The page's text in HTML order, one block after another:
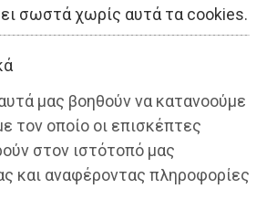
σωστά χωρίς αυτά τα cookies.
μας βοηθούν να κατανοούμε
τον οποίο οι επισκέπτες
στον ιστότοπό μας
και αναφέροντας πληροφορίες